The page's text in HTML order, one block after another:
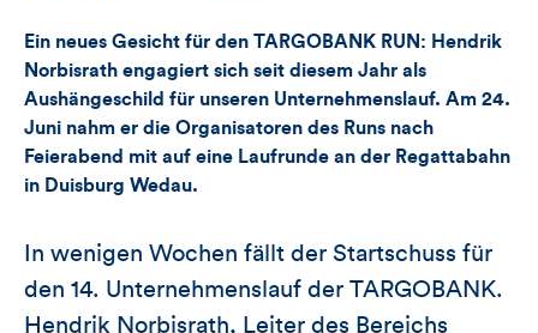
und
Kommentare
dieses
Ein neues Gesicht für den TARGOBANK RUN: Hendrik
Norbisrath engagiert sich seit diesem Jahr als
Aushängeschild für unseren Unternehmenslauf. Am 24.
Juni nahm er die Organisatoren des Runs nach
Feierabend mit auf eine Laufrunde an der Regattabahn
in Duisburg Wedau.
In wenigen Wochen fällt der Startschuss für
den 14. Unternehmenslauf der TARGOBANK.
Hendrik Norbisrath, Leiter des Bereichs